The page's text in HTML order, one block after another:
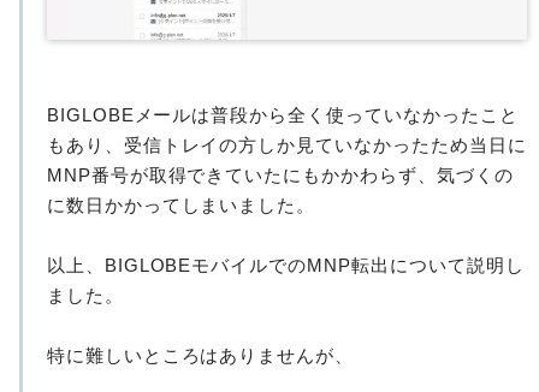
BIGLOBEメールは普段から全く使っていなかったこと
もあり、受信トレイの方しか見ていなかったため当日に
MNP番号が取得できていたにもかかわらず、気づくの
に数日かかってしまいました。
以上、BIGLOBEモバイルでのMNP転出について説明し
ました。
特に難しいところはありませんが、